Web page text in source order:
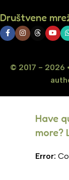
Društvene
© 2017 - 2026
Have
more?
Error: